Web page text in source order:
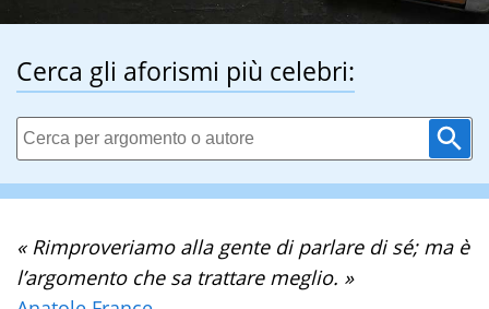
Cerca gli aforismi più celebri:
« Rimproveriamo alla gente di parlare di sé; ma è
l’argomento che sa trattare meglio. »